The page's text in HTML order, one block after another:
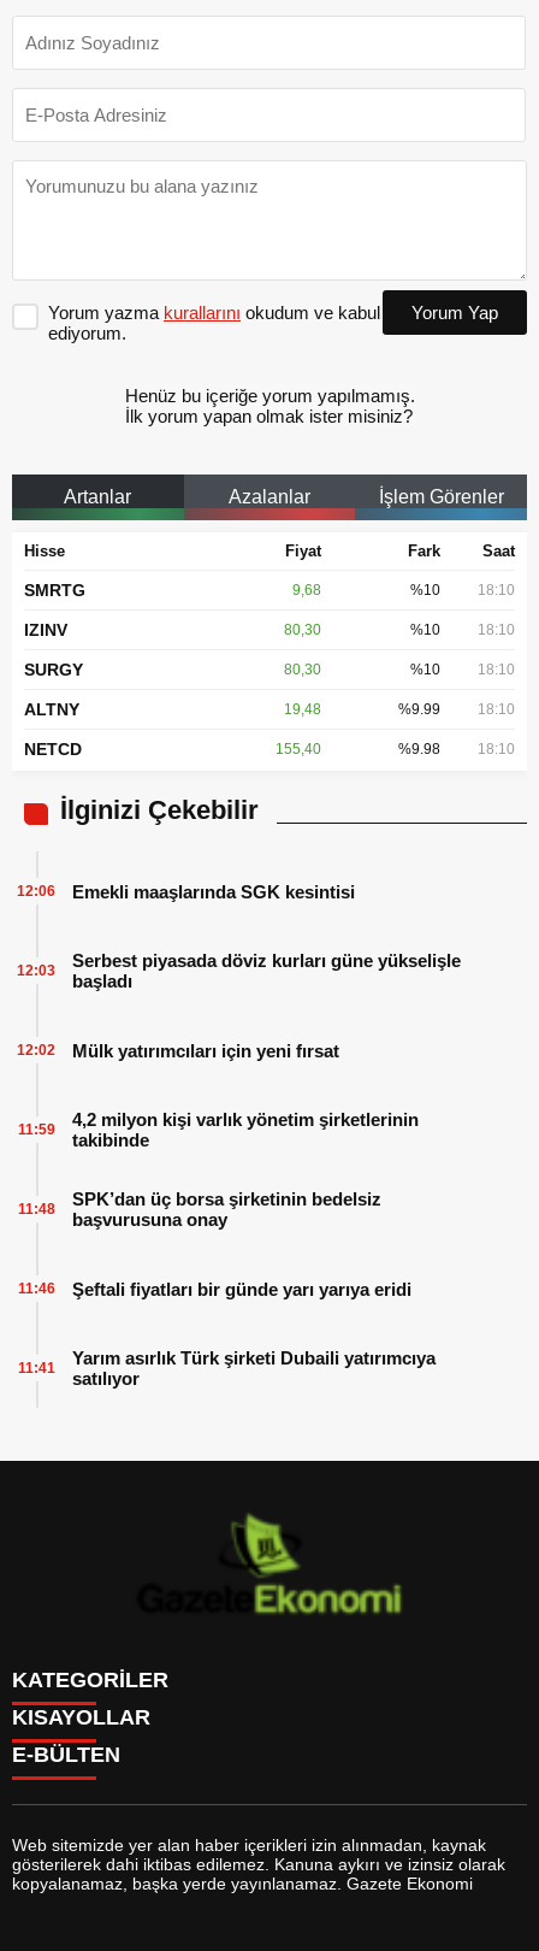
Yorum yazma kurallarını okudum ve kabul
ediyorum.
Yorum Yap
Henüz bu içeriğe yorum yapılmamış.
İlk yorum yapan olmak ister misiniz?
Artanlar Azalanlar İşlem Görenler
Hisse Fiyat Fark Saat
SMRTG 9,68 %10 18:10
IZINV 80,30 %10 18:10
SURGY 80,30 %10 18:10
ALTNY 19,48 %9.99 18:10
NETCD 155,40 %9.98 18:10
İlginizi Çekebilir
Emekli maaşlarında SGK kesintisi
12:06
Serbest piyasada döviz kurları güne yükselişle
başladı
12:03
Mülk yatırımcıları için yeni fırsat
12:02
4,2 milyon kişi varlık yönetim şirketlerinin
takibinde
11:59
SPK’dan üç borsa şirketinin bedelsiz
başvurusuna onay
11:48
Şeftali fiyatları bir günde yarı yarıya eridi
11:46
Yarım asırlık Türk şirketi Dubaili yatırımcıya
satılıyor
11:41
KATEGORİLER
GÜNDEM
DÜNYA
SİYASET
MAGAZİN
SAĞLIK
EĞİTİM
YAŞAM
KISAYOLLAR
BURÇLAR
CANLI TV
FİKSTÜR
FİRMA EKLE
FİRMA REHBERİ
E-BÜLTEN
gazeteekonomi.com e-bültenine abone olarak, tarafınıza haber,
Web sitemizde yer alan haber içerikleri izin alınmadan, kaynak
gösterilerek dahi iktibas edilemez. Kanuna aykırı ve izinsiz olarak
kopyalanamaz, başka yerde yayınlanamaz. Gazete Ekonomi